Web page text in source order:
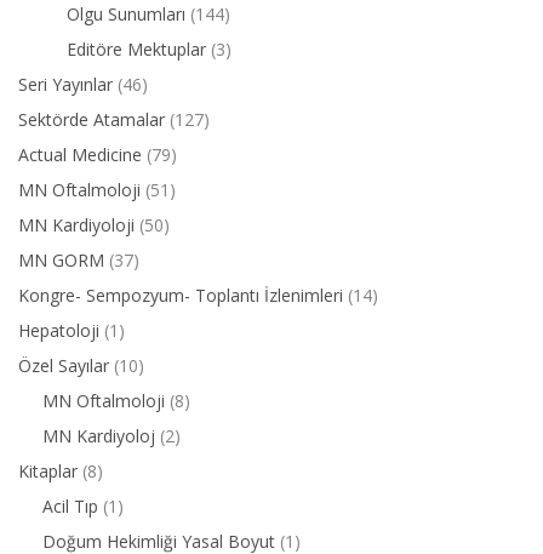
Olgu Sunumları (144)
Editöre Mektuplar (3)
Seri Yayınlar (46)
Sektörde Atamalar (127)
Actual Medicine (79)
MN Oftalmoloji (51)
MN Kardiyoloji (50)
MN GORM (37)
Kongre- Sempozyum- Toplantı İzlenimleri (14)
Hepatoloji (1)
Özel Sayılar (10)
MN Oftalmoloji (8)
MN Kardiyoloj (2)
Kitaplar (8)
Acil Tıp (1)
Doğum Hekimliği Yasal Boyut (1)